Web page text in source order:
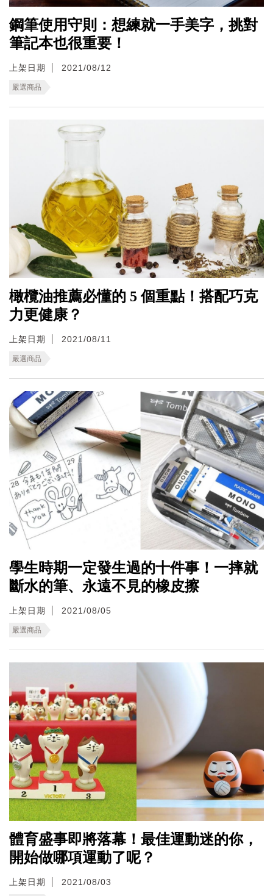
鋼筆使用守則：想練就一手美字，挑對
筆記本也很重要！
上架日期 2021/08/12
嚴選商品
橄欖油推薦必懂的 5 個重點！搭配巧克
力更健康？
上架日期 2021/08/11
嚴選商品
學生時期一定發生過的十件事！一摔就
斷水的筆、永遠不見的橡皮擦
上架日期 2021/08/05
嚴選商品
體育盛事即將落幕！最佳運動迷的你，
開始做哪項運動了呢？
上架日期 2021/08/03